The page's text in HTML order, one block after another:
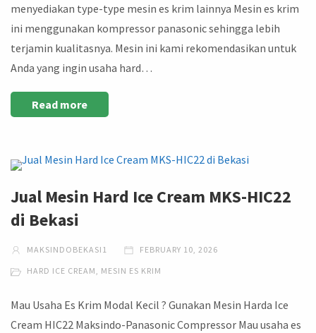
menyediakan type-type mesin es krim lainnya Mesin es krim
ini menggunakan kompressor panasonic sehingga lebih
terjamin kualitasnya. Mesin ini kami rekomendasikan untuk
Anda yang ingin usaha hard…
Read more
Jual Mesin Hard Ice Cream MKS-HIC22
di Bekasi
MAKSINDOBEKASI1 FEBRUARY 10, 2026
HARD ICE CREAM, MESIN ES KRIM
Mau Usaha Es Krim Modal Kecil ? Gunakan Mesin Harda Ice
Cream HIC22 Maksindo-Panasonic Compressor Mau usaha es